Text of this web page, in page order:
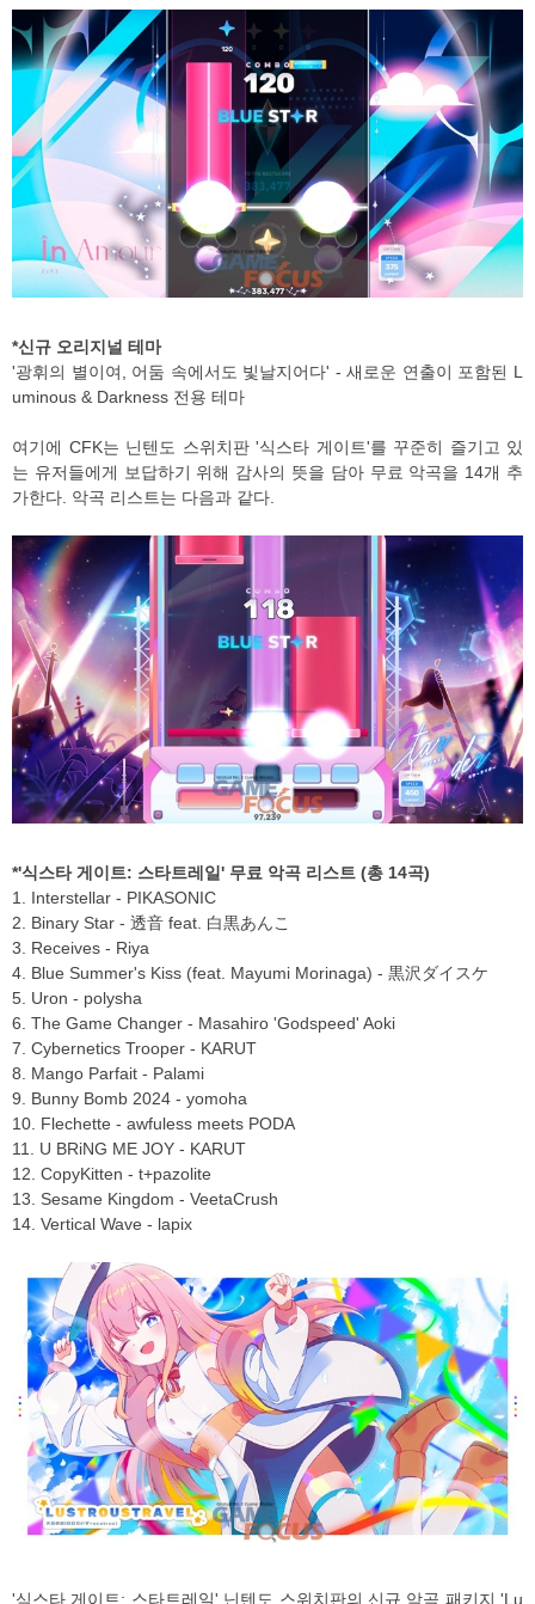
*신규 오리지널 테마
'광휘의 별이여, 어둠 속에서도 빛날지어다' - 새로운 연출이 포함된 L
uminous & Darkness 전용 테마
여기에 CFK는 닌텐도 스위치판 '식스타 게이트'를 꾸준히 즐기고 있
는 유저들에게 보답하기 위해 감사의 뜻을 담아 무료 악곡을 14개 추
가한다. 악곡 리스트는 다음과 같다.
*'식스타 게이트: 스타트레일' 무료 악곡 리스트 (총 14곡)
1. Interstellar - PIKASONIC
2. Binary Star - 透音 feat. 白黒あんこ
3. Receives - Riya
4. Blue Summer's Kiss (feat. Mayumi Morinaga) - 黒沢ダイスケ
5. Uron - polysha
6. The Game Changer - Masahiro 'Godspeed' Aoki
7. Cybernetics Trooper - KARUT
8. Mango Parfait - Palami
9. Bunny Bomb 2024 - yomoha
10. Flechette - awfuless meets PODA
11. U BRiNG ME JOY - KARUT
12. CopyKitten - t+pazolite
13. Sesame Kingdom - VeetaCrush
14. Vertical Wave - lapix
'식스타 게이트: 스타트레일' 닌텐도 스위치판의 신규 악곡 패키지 'Lu